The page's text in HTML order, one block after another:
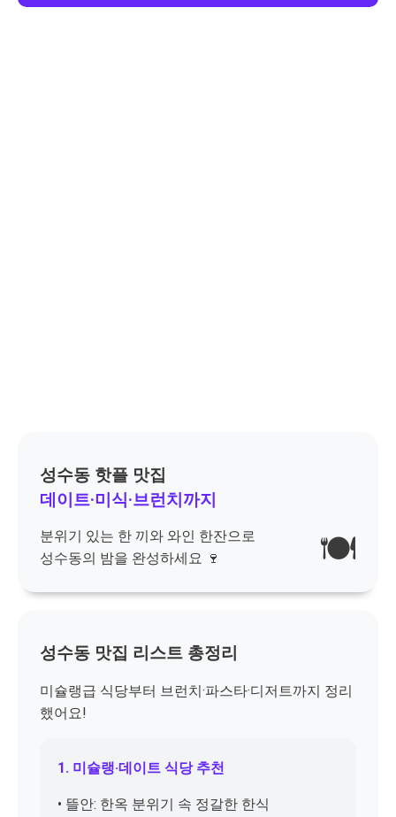
성수동 핫플 맛집
데이트·미식·브런치까지
분위기 있는 한 끼와 와인 한잔으로
성수동의 밤을 완성하세요 🍷
🍽️
성수동 맛집 리스트 총정리
미슐랭급 식당부터 브런치·파스타·디저트까지 정리
했어요!
1. 미슐랭·데이트 식당 추천
• 뜰안: 한옥 분위기 속 정갈한 한식